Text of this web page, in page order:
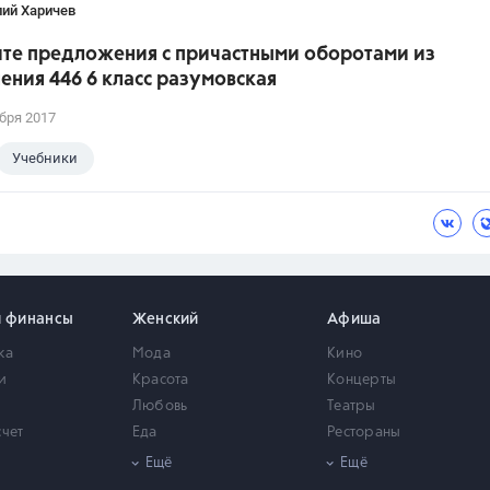
Харичев
предложения с причастными оборотами из
446 6 класс разумовская
2017
Учебники
финансы Женский
Мода
Красота
Любовь
Еда
Здоровье
Ещё
Афиша
Кино
Концерты
Театры
Рестораны
Город
Ещё